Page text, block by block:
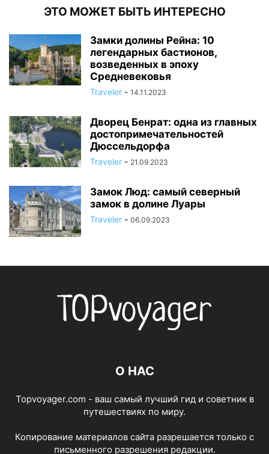
ЭТО МОЖЕТ БЫТЬ ИНТЕРЕСНО
Замки долины Рейна: 10
легендарных бастионов,
возведенных в эпоху
Средневековья
Traveler - 14.11.2023
Дворец Бенрат: одна из главных
достопримечательностей
Дюссельдорфа
Traveler - 21.09.2023
Замок Люд: самый северный
замок в долине Луары
Traveler - 06.09.2023
О НАС
Topvoyager.com - ваш самый лучший гид и советник в
путешествиях по миру.
Копирование материалов сайта разрешается только с
письменного разрешения редакции.